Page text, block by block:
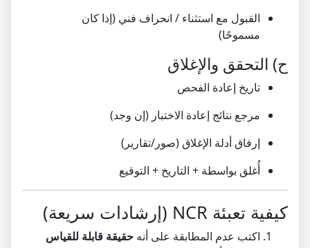
القبول مع استثناء / انحراف فني (إذا كان
مسموحًا)
ح) التحقق والإغلاق
تاريخ إعادة الفحص
مرجع نتائج إعادة الاختبار (إن وجد)
إرفاق أدلة الإغلاق (صور/تقارير)
أُغلق بواسطة + التاريخ + التوقيع
كيفية تعبئة NCR (إرشادات سريعة)
اكتب عدم المطابقة على أنه حقيقة قابلة للقياس